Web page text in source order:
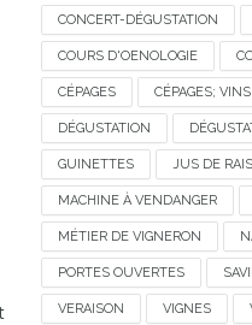
CONCERT-DÉGUSTATION
COURS D'OENOLOGIE
CÉPAGES CÉPAGES;
DÉGUSTATION
GUINETTES JUS DE
MACHINE À VENDANGER
MÉTIER DE VIGNERON
PORTES OUVERTES
VERAISON VIGNES